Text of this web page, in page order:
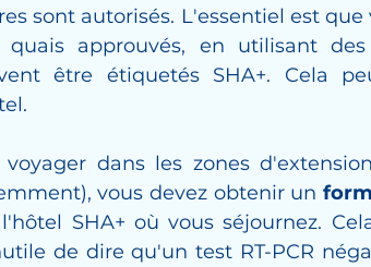
sont autorisés. L'essentiel est
approuvés, en utilisant
être étiquetés SHA+. Cela
dans les zones
vous devez obtenir un
SHA+ où vous séjournez.
de dire qu'un test RT-PCR